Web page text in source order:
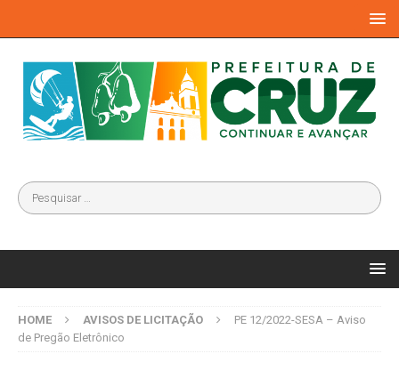
HOME AVISOS DE LICITAÇÃO
PE 12/2022-SESA – Aviso
de Pregão Eletrônico